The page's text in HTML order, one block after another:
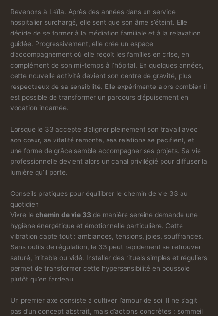
Revenons à Leïla. Après des années dans un service
hospitalier surchargé, elle sent que son âme s’éteint. Elle
décide de se former à la médiation familiale et à la relaxation
guidée. Progressivement, elle crée un espace
d’accompagnement où elle reçoit les familles en crise, en
complément de son mi-temps à l’hôpital. En quelques années,
cette nouvelle activité devient son centre de gravité, plus
respectueux de sa sensibilité. Elle expérimente alors combien il
est possible de transformer un parcours d’épuisement en
vocation incarnée.
Lorsque le 33 accepte d’aligner pleinement son travail avec
son cœur, sa vitalité remonte, ses relations se pacifient, et
une forme de grâce semble accompagner ses projets. Sa vie
professionnelle devient alors un canal privilégié pour diffuser la
lumière qu’il porte.
Conseils pratiques pour équilibrer le chemin de vie 33 au
quotidien
Vivre lechemin de vie 33 de manière sereine demande une
hygiène énergétique et émotionnelle particulière. Cette
vibration capte tout : ambiances, tensions, joies, souffrances.
Sans outils de régulation, le 33 peut rapidement se retrouver
saturé, irritable ou vidé. Installer des rituels simples et réguliers
permet de transformer cette hypersensibilité en boussole
plutôt qu’en fardeau.
Un premier axe consiste à cultiver l’amour de soi. Il ne s’agit
pas d’un concept abstrait, mais d’actions concrètes : sommeil